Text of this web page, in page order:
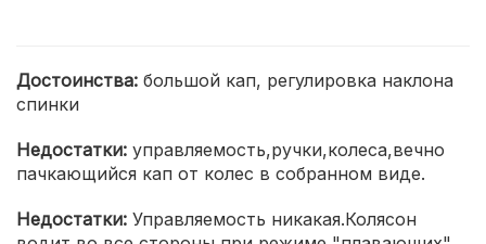
Достоинства: большой кап, регулировка наклона
спинки
Недостатки: управляемость,ручки,колеса,вечно
пачкающийся кап от колес в собранном виде.
Недостатки: Управляемость никакая.Колясон